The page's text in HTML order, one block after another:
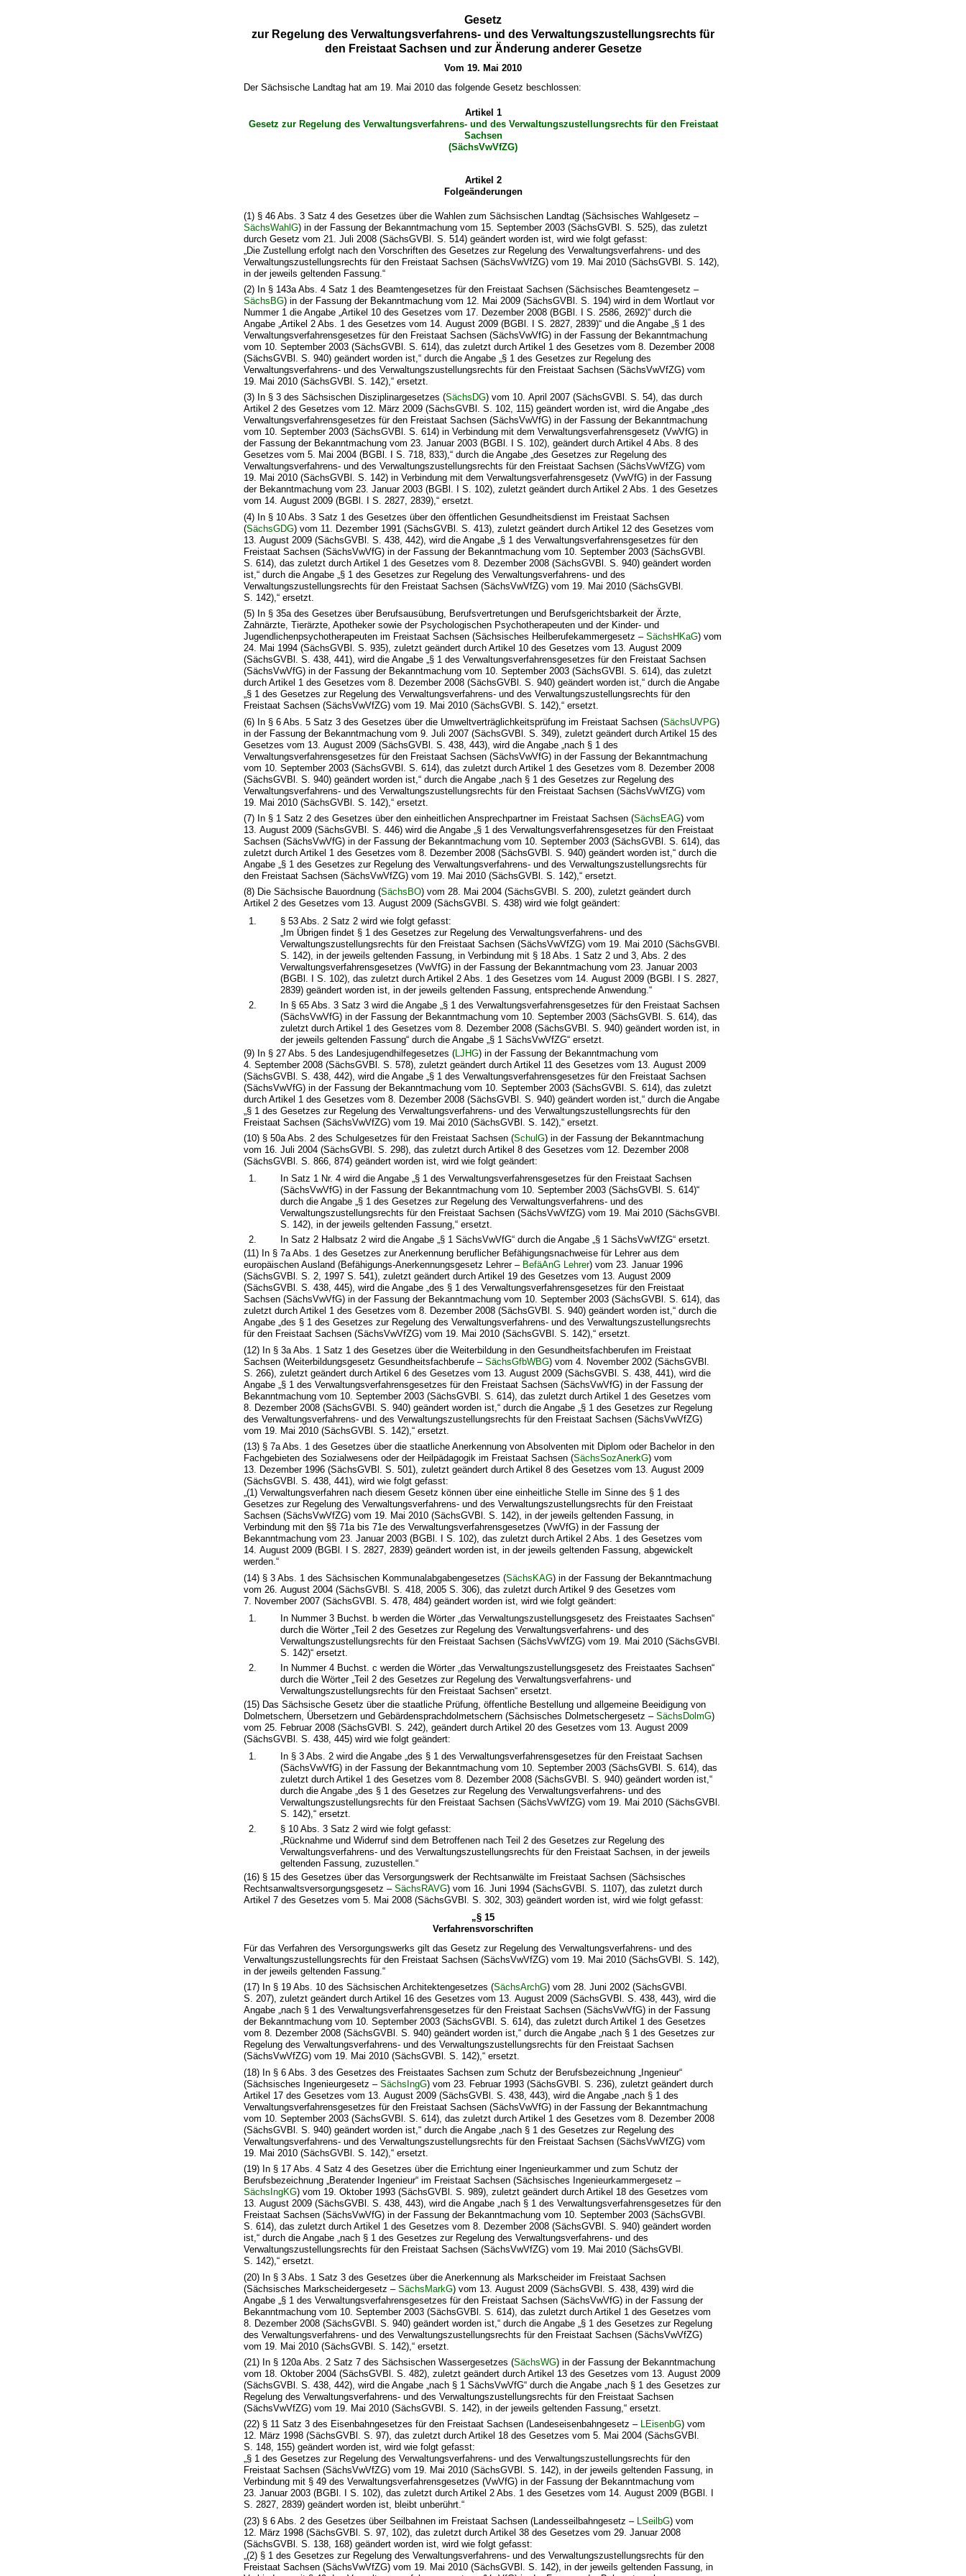
Gesetz
zur Regelung des Verwaltungsverfahrens- und des Verwaltungszustellungsrechts für
den Freistaat Sachsen und zur Änderung anderer Gesetze
Vom 19. Mai 2010
Der Sächsische Landtag hat am 19. Mai 2010 das folgende Gesetz beschlossen:
Artikel 1
Gesetz zur Regelung des Verwaltungsverfahrens- und des Verwaltungszustellungsrechts für den Freistaat
Sachsen
(SächsVwVfZG)
Artikel 2
Folgeänderungen
(1) § 46 Abs. 3 Satz 4 des Gesetzes über die Wahlen zum Sächsischen Landtag (Sächsisches Wahlgesetz –
SächsWahlG) in der Fassung der Bekanntmachung vom 15. September 2003 (SächsGVBl. S. 525), das zuletzt
durch Gesetz vom 21. Juli 2008 (SächsGVBl. S. 514) geändert worden ist, wird wie folgt gefasst:
„Die Zustellung erfolgt nach den Vorschriften des Gesetzes zur Regelung des Verwaltungsverfahrens- und des
Verwaltungszustellungsrechts für den Freistaat Sachsen (SächsVwVfZG) vom 19. Mai 2010 (SächsGVBl. S. 142),
in der jeweils geltenden Fassung.“
(2) In § 143a Abs. 4 Satz 1 des Beamtengesetzes für den Freistaat Sachsen (Sächsisches Beamtengesetz –
SächsBG) in der Fassung der Bekanntmachung vom 12. Mai 2009 (SächsGVBl. S. 194) wird in dem Wortlaut vor
Nummer 1 die Angabe „Artikel 10 des Gesetzes vom 17. Dezember 2008 (BGBl. I S. 2586, 2692)“ durch die
Angabe „Artikel 2 Abs. 1 des Gesetzes vom 14. August 2009 (BGBl. I S. 2827, 2839)“ und die Angabe „§ 1 des
Verwaltungsverfahrensgesetzes für den Freistaat Sachsen (SächsVwVfG) in der Fassung der Bekanntmachung
vom 10. September 2003 (SächsGVBl. S. 614), das zuletzt durch Artikel 1 des Gesetzes vom 8. Dezember 2008
(SächsGVBl. S. 940) geändert worden ist,“ durch die Angabe „§ 1 des Gesetzes zur Regelung des
Verwaltungsverfahrens- und des Verwaltungszustellungsrechts für den Freistaat Sachsen (SächsVwVfZG) vom
19. Mai 2010 (SächsGVBl. S. 142),“ ersetzt.
(3) In § 3 des Sächsischen Disziplinargesetzes (SächsDG) vom 10. April 2007 (SächsGVBl. S. 54), das durch
Artikel 2 des Gesetzes vom 12. März 2009 (SächsGVBl. S. 102, 115) geändert worden ist, wird die Angabe „des
Verwaltungsverfahrensgesetzes für den Freistaat Sachsen (SächsVwVfG) in der Fassung der Bekanntmachung
vom 10. September 2003 (SächsGVBl. S. 614) in Verbindung mit dem Verwaltungsverfahrensgesetz (VwVfG) in
der Fassung der Bekanntmachung vom 23. Januar 2003 (BGBl. I S. 102), geändert durch Artikel 4 Abs. 8 des
Gesetzes vom 5. Mai 2004 (BGBl. I S. 718, 833),“ durch die Angabe „des Gesetzes zur Regelung des
Verwaltungsverfahrens- und des Verwaltungszustellungsrechts für den Freistaat Sachsen (SächsVwVfZG) vom
19. Mai 2010 (SächsGVBl. S. 142) in Verbindung mit dem Verwaltungsverfahrensgesetz (VwVfG) in der Fassung
der Bekanntmachung vom 23. Januar 2003 (BGBl. I S. 102), zuletzt geändert durch Artikel 2 Abs. 1 des Gesetzes
vom 14. August 2009 (BGBl. I S. 2827, 2839),“ ersetzt.
(4) In § 10 Abs. 3 Satz 1 des Gesetzes über den öffentlichen Gesundheitsdienst im Freistaat Sachsen
(SächsGDG) vom 11. Dezember 1991 (SächsGVBl. S. 413), zuletzt geändert durch Artikel 12 des Gesetzes vom
13. August 2009 (SächsGVBl. S. 438, 442), wird die Angabe „§ 1 des Verwaltungsverfahrensgesetzes für den
Freistaat Sachsen (SächsVwVfG) in der Fassung der Bekanntmachung vom 10. September 2003 (SächsGVBl.
S. 614), das zuletzt durch Artikel 1 des Gesetzes vom 8. Dezember 2008 (SächsGVBl. S. 940) geändert worden
ist,“ durch die Angabe „§ 1 des Gesetzes zur Regelung des Verwaltungsverfahrens- und des
Verwaltungszustellungsrechts für den Freistaat Sachsen (SächsVwVfZG) vom 19. Mai 2010 (SächsGVBl.
S. 142),“ ersetzt.
(5) In § 35a des Gesetzes über Berufsausübung, Berufsvertretungen und Berufsgerichtsbarkeit der Ärzte,
Zahnärzte, Tierärzte, Apotheker sowie der Psychologischen Psychotherapeuten und der Kinder- und
Jugendlichenpsychotherapeuten im Freistaat Sachsen (Sächsisches Heilberufekammergesetz –SächsHKaG) vom
24. Mai 1994 (SächsGVBl. S. 935), zuletzt geändert durch Artikel 10 des Gesetzes vom 13. August 2009
(SächsGVBl. S. 438, 441), wird die Angabe „§ 1 des Verwaltungsverfahrensgesetzes für den Freistaat Sachsen
(SächsVwVfG) in der Fassung der Bekanntmachung vom 10. September 2003 (SächsGVBl. S. 614), das zuletzt
durch Artikel 1 des Gesetzes vom 8. Dezember 2008 (SächsGVBl. S. 940) geändert worden ist,“ durch die Angabe
„§ 1 des Gesetzes zur Regelung des Verwaltungsverfahrens- und des Verwaltungszustellungsrechts für den
Freistaat Sachsen (SächsVwVfZG) vom 19. Mai 2010 (SächsGVBl. S. 142),“ ersetzt.
(6) In § 6 Abs. 5 Satz 3 des Gesetzes über die Umweltverträglichkeitsprüfung im Freistaat Sachsen (SächsUVPG)
in der Fassung der Bekanntmachung vom 9. Juli 2007 (SächsGVBl. S. 349), zuletzt geändert durch Artikel 15 des
Gesetzes vom 13. August 2009 (SächsGVBl. S. 438, 443), wird die Angabe „nach § 1 des
Verwaltungsverfahrensgesetzes für den Freistaat Sachsen (SächsVwVfG) in der Fassung der Bekanntmachung
vom 10. September 2003 (SächsGVBl. S. 614), das zuletzt durch Artikel 1 des Gesetzes vom 8. Dezember 2008
(SächsGVBl. S. 940) geändert worden ist,“ durch die Angabe „nach § 1 des Gesetzes zur Regelung des
Verwaltungsverfahrens- und des Verwaltungszustellungsrechts für den Freistaat Sachsen (SächsVwVfZG) vom
19. Mai 2010 (SächsGVBl. S. 142),“ ersetzt.
(7) In § 1 Satz 2 des Gesetzes über den einheitlichen Ansprechpartner im Freistaat Sachsen (SächsEAG) vom
13. August 2009 (SächsGVBl. S. 446) wird die Angabe „§ 1 des Verwaltungsverfahrensgesetzes für den Freistaat
Sachsen (SächsVwVfG) in der Fassung der Bekanntmachung vom 10. September 2003 (SächsGVBl. S. 614), das
zuletzt durch Artikel 1 des Gesetzes vom 8. Dezember 2008 (SächsGVBl. S. 940) geändert worden ist,“ durch die
Angabe „§ 1 des Gesetzes zur Regelung des Verwaltungsverfahrens- und des Verwaltungszustellungsrechts für
den Freistaat Sachsen (SächsVwVfZG) vom 19. Mai 2010 (SächsGVBl. S. 142),“ ersetzt.
(8) Die Sächsische Bauordnung (SächsBO) vom 28. Mai 2004 (SächsGVBl. S. 200), zuletzt geändert durch
Artikel 2 des Gesetzes vom 13. August 2009 (SächsGVBl. S. 438) wird wie folgt geändert:
1.
§ 53 Abs. 2 Satz 2 wird wie folgt gefasst:
„Im Übrigen findet § 1 des Gesetzes zur Regelung des Verwaltungsverfahrens- und des
Verwaltungszustellungsrechts für den Freistaat Sachsen (SächsVwVfZG) vom 19. Mai 2010 (SächsGVBl.
S. 142), in der jeweils geltenden Fassung, in Verbindung mit § 18 Abs. 1 Satz 2 und 3, Abs. 2 des
Verwaltungsverfahrensgesetzes (VwVfG) in der Fassung der Bekanntmachung vom 23. Januar 2003
(BGBl. I S. 102), das zuletzt durch Artikel 2 Abs. 1 des Gesetzes vom 14. August 2009 (BGBl. I S. 2827,
2839) geändert worden ist, in der jeweils geltenden Fassung, entsprechende Anwendung.“
2.
In § 65 Abs. 3 Satz 3 wird die Angabe „§ 1 des Verwaltungsverfahrensgesetzes für den Freistaat Sachsen
(SächsVwVfG) in der Fassung der Bekanntmachung vom 10. September 2003 (SächsGVBl. S. 614), das
zuletzt durch Artikel 1 des Gesetzes vom 8. Dezember 2008 (SächsGVBl. S. 940) geändert worden ist, in
der jeweils geltenden Fassung“ durch die Angabe „§ 1 SächsVwVfZG“ ersetzt.
(9) In § 27 Abs. 5 des Landesjugendhilfegesetzes (LJHG) in der Fassung der Bekanntmachung vom
4. September 2008 (SächsGVBl. S. 578), zuletzt geändert durch Artikel 11 des Gesetzes vom 13. August 2009
(SächsGVBl. S. 438, 442), wird die Angabe „§ 1 des Verwaltungsverfahrensgesetzes für den Freistaat Sachsen
(SächsVwVfG) in der Fassung der Bekanntmachung vom 10. September 2003 (SächsGVBl. S. 614), das zuletzt
durch Artikel 1 des Gesetzes vom 8. Dezember 2008 (SächsGVBl. S. 940) geändert worden ist,“ durch die Angabe
„§ 1 des Gesetzes zur Regelung des Verwaltungsverfahrens- und des Verwaltungszustellungsrechts für den
Freistaat Sachsen (SächsVwVfZG) vom 19. Mai 2010 (SächsGVBl. S. 142),“ ersetzt.
(10) § 50a Abs. 2 des Schulgesetzes für den Freistaat Sachsen (SchulG) in der Fassung der Bekanntmachung
vom 16. Juli 2004 (SächsGVBl. S. 298), das zuletzt durch Artikel 8 des Gesetzes vom 12. Dezember 2008
(SächsGVBl. S. 866, 874) geändert worden ist, wird wie folgt geändert:
1.
In Satz 1 Nr. 4 wird die Angabe „§ 1 des Verwaltungsverfahrensgesetzes für den Freistaat Sachsen
(SächsVwVfG) in der Fassung der Bekanntmachung vom 10. September 2003 (SächsGVBl. S. 614)“
durch die Angabe „§ 1 des Gesetzes zur Regelung des Verwaltungsverfahrens- und des
Verwaltungszustellungsrechts für den Freistaat Sachsen (SächsVwVfZG) vom 19. Mai 2010 (SächsGVBl.
S. 142), in der jeweils geltenden Fassung,“ ersetzt.
2.
In Satz 2 Halbsatz 2 wird die Angabe „§ 1 SächsVwVfG“ durch die Angabe „§ 1 SächsVwVfZG“ ersetzt.
(11) In § 7a Abs. 1 des Gesetzes zur Anerkennung beruflicher Befähigungsnachweise für Lehrer aus dem
europäischen Ausland (Befähigungs-Anerkennungsgesetz Lehrer – BefäAnG Lehrer) vom 23. Januar 1996
(SächsGVBl. S. 2, 1997 S. 541), zuletzt geändert durch Artikel 19 des Gesetzes vom 13. August 2009
(SächsGVBl. S. 438, 445), wird die Angabe „des § 1 des Verwaltungsverfahrensgesetzes für den Freistaat
Sachsen (SächsVwVfG) in der Fassung der Bekanntmachung vom 10. September 2003 (SächsGVBl. S. 614), das
zuletzt durch Artikel 1 des Gesetzes vom 8. Dezember 2008 (SächsGVBl. S. 940) geändert worden ist,“ durch die
Angabe „des § 1 des Gesetzes zur Regelung des Verwaltungsverfahrens- und des Verwaltungszustellungsrechts
für den Freistaat Sachsen (SächsVwVfZG) vom 19. Mai 2010 (SächsGVBl. S. 142),“ ersetzt.
(12) In § 3a Abs. 1 Satz 1 des Gesetzes über die Weiterbildung in den Gesundheitsfachberufen im Freistaat
Sachsen (Weiterbildungsgesetz Gesundheitsfachberufe –SächsGfbWBG) vom 4. November 2002 (SächsGVBl.
S. 266), zuletzt geändert durch Artikel 6 des Gesetzes vom 13. August 2009 (SächsGVBl. S. 438, 441), wird die
Angabe „§ 1 des Verwaltungsverfahrensgesetzes für den Freistaat Sachsen (SächsVwVfG) in der Fassung der
Bekanntmachung vom 10. September 2003 (SächsGVBl. S. 614), das zuletzt durch Artikel 1 des Gesetzes vom
8. Dezember 2008 (SächsGVBl. S. 940) geändert worden ist,“ durch die Angabe „§ 1 des Gesetzes zur Regelung
des Verwaltungsverfahrens- und des Verwaltungszustellungsrechts für den Freistaat Sachsen (SächsVwVfZG)
vom 19. Mai 2010 (SächsGVBl. S. 142),“ ersetzt.
(13) § 7a Abs. 1 des Gesetzes über die staatliche Anerkennung von Absolventen mit Diplom oder Bachelor in den
Fachgebieten des Sozialwesens oder der Heilpädagogik im Freistaat Sachsen (SächsSozAnerkG) vom
13. Dezember 1996 (SächsGVBl. S. 501), zuletzt geändert durch Artikel 8 des Gesetzes vom 13. August 2009
(SächsGVBl. S. 438, 441), wird wie folgt gefasst:
„(1) Verwaltungsverfahren nach diesem Gesetz können über eine einheitliche Stelle im Sinne des § 1 des
Gesetzes zur Regelung des Verwaltungsverfahrens- und des Verwaltungszustellungsrechts für den Freistaat
Sachsen (SächsVwVfZG) vom 19. Mai 2010 (SächsGVBl. S. 142), in der jeweils geltenden Fassung, in
Verbindung mit den §§ 71a bis 71e des Verwaltungsverfahrensgesetzes (VwVfG) in der Fassung der
Bekanntmachung vom 23. Januar 2003 (BGBl. I S. 102), das zuletzt durch Artikel 2 Abs. 1 des Gesetzes vom
14. August 2009 (BGBl. I S. 2827, 2839) geändert worden ist, in der jeweils geltenden Fassung, abgewickelt
werden.“
(14) § 3 Abs. 1 des Sächsischen Kommunalabgabengesetzes (SächsKAG) in der Fassung der Bekanntmachung
vom 26. August 2004 (SächsGVBl. S. 418, 2005 S. 306), das zuletzt durch Artikel 9 des Gesetzes vom
7. November 2007 (SächsGVBl. S. 478, 484) geändert worden ist, wird wie folgt geändert:
1.
In Nummer 3 Buchst. b werden die Wörter „das Verwaltungszustellungsgesetz des Freistaates Sachsen“
durch die Wörter „Teil 2 des Gesetzes zur Regelung des Verwaltungsverfahrens- und des
Verwaltungszustellungsrechts für den Freistaat Sachsen (SächsVwVfZG) vom 19. Mai 2010 (SächsGVBl.
S. 142)“ ersetzt.
2.
In Nummer 4 Buchst. c werden die Wörter „das Verwaltungszustellungsgesetz des Freistaates Sachsen“
durch die Wörter „Teil 2 des Gesetzes zur Regelung des Verwaltungsverfahrens- und
Verwaltungszustellungsrechts für den Freistaat Sachsen“ ersetzt.
(15) Das Sächsische Gesetz über die staatliche Prüfung, öffentliche Bestellung und allgemeine Beeidigung von
Dolmetschern, Übersetzern und Gebärdensprachdolmetschern (Sächsisches Dolmetschergesetz –SächsDolmG)
vom 25. Februar 2008 (SächsGVBl. S. 242), geändert durch Artikel 20 des Gesetzes vom 13. August 2009
(SächsGVBl. S. 438, 445) wird wie folgt geändert:
1.
In § 3 Abs. 2 wird die Angabe „des § 1 des Verwaltungsverfahrensgesetzes für den Freistaat Sachsen
(SächsVwVfG) in der Fassung der Bekanntmachung vom 10. September 2003 (SächsGVBl. S. 614), das
zuletzt durch Artikel 1 des Gesetzes vom 8. Dezember 2008 (SächsGVBl. S. 940) geändert worden ist,“
durch die Angabe „des § 1 des Gesetzes zur Regelung des Verwaltungsverfahrens- und des
Verwaltungszustellungsrechts für den Freistaat Sachsen (SächsVwVfZG) vom 19. Mai 2010 (SächsGVBl.
S. 142),“ ersetzt.
2.
§ 10 Abs. 3 Satz 2 wird wie folgt gefasst:
„Rücknahme und Widerruf sind dem Betroffenen nach Teil 2 des Gesetzes zur Regelung des
Verwaltungsverfahrens- und des Verwaltungszustellungsrechts für den Freistaat Sachsen, in der jeweils
geltenden Fassung, zuzustellen.“
(16) § 15 des Gesetzes über das Versorgungswerk der Rechtsanwälte im Freistaat Sachsen (Sächsisches
Rechtsanwaltsversorgungsgesetz –SächsRAVG) vom 16. Juni 1994 (SächsGVBl. S. 1107), das zuletzt durch
Artikel 7 des Gesetzes vom 5. Mai 2008 (SächsGVBl. S. 302, 303) geändert worden ist, wird wie folgt gefasst:
„§ 15
Verfahrensvorschriften
Für das Verfahren des Versorgungswerks gilt das Gesetz zur Regelung des Verwaltungsverfahrens- und des
Verwaltungszustellungsrechts für den Freistaat Sachsen (SächsVwVfZG) vom 19. Mai 2010 (SächsGVBl. S. 142),
in der jeweils geltenden Fassung.“
(17) In § 19 Abs. 10 des Sächsischen Architektengesetzes (SächsArchG) vom 28. Juni 2002 (SächsGVBl.
S. 207), zuletzt geändert durch Artikel 16 des Gesetzes vom 13. August 2009 (SächsGVBl. S. 438, 443), wird die
Angabe „nach § 1 des Verwaltungsverfahrensgesetzes für den Freistaat Sachsen (SächsVwVfG) in der Fassung
der Bekanntmachung vom 10. September 2003 (SächsGVBl. S. 614), das zuletzt durch Artikel 1 des Gesetzes
vom 8. Dezember 2008 (SächsGVBl. S. 940) geändert worden ist,“ durch die Angabe „nach § 1 des Gesetzes zur
Regelung des Verwaltungsverfahrens- und des Verwaltungszustellungsrechts für den Freistaat Sachsen
(SächsVwVfZG) vom 19. Mai 2010 (SächsGVBl. S. 142),“ ersetzt.
(18) In § 6 Abs. 3 des Gesetzes des Freistaates Sachsen zum Schutz der Berufsbezeichnung „Ingenieur“
(Sächsisches Ingenieurgesetz –SächsIngG) vom 23. Februar 1993 (SächsGVBl. S. 236), zuletzt geändert durch
Artikel 17 des Gesetzes vom 13. August 2009 (SächsGVBl. S. 438, 443), wird die Angabe „nach § 1 des
Verwaltungsverfahrensgesetzes für den Freistaat Sachsen (SächsVwVfG) in der Fassung der Bekanntmachung
vom 10. September 2003 (SächsGVBl. S. 614), das zuletzt durch Artikel 1 des Gesetzes vom 8. Dezember 2008
(SächsGVBl. S. 940) geändert worden ist,“ durch die Angabe „nach § 1 des Gesetzes zur Regelung des
Verwaltungsverfahrens- und des Verwaltungszustellungsrechts für den Freistaat Sachsen (SächsVwVfZG) vom
19. Mai 2010 (SächsGVBl. S. 142),“ ersetzt.
(19) In § 17 Abs. 4 Satz 4 des Gesetzes über die Errichtung einer Ingenieurkammer und zum Schutz der
Berufsbezeichnung „Beratender Ingenieur“ im Freistaat Sachsen (Sächsisches Ingenieurkammergesetz –
SächsIngKG) vom 19. Oktober 1993 (SächsGVBl. S. 989), zuletzt geändert durch Artikel 18 des Gesetzes vom
13. August 2009 (SächsGVBl. S. 438, 443), wird die Angabe „nach § 1 des Verwaltungsverfahrensgesetzes für den
Freistaat Sachsen (SächsVwVfG) in der Fassung der Bekanntmachung vom 10. September 2003 (SächsGVBl.
S. 614), das zuletzt durch Artikel 1 des Gesetzes vom 8. Dezember 2008 (SächsGVBl. S. 940) geändert worden
ist,“ durch die Angabe „nach § 1 des Gesetzes zur Regelung des Verwaltungsverfahrens- und des
Verwaltungszustellungsrechts für den Freistaat Sachsen (SächsVwVfZG) vom 19. Mai 2010 (SächsGVBl.
S. 142),“ ersetzt.
(20) In § 3 Abs. 1 Satz 3 des Gesetzes über die Anerkennung als Markscheider im Freistaat Sachsen
(Sächsisches Markscheidergesetz –SächsMarkG) vom 13. August 2009 (SächsGVBl. S. 438, 439) wird die
Angabe „§ 1 des Verwaltungsverfahrensgesetzes für den Freistaat Sachsen (SächsVwVfG) in der Fassung der
Bekanntmachung vom 10. September 2003 (SächsGVBl. S. 614), das zuletzt durch Artikel 1 des Gesetzes vom
8. Dezember 2008 (SächsGVBl. S. 940) geändert worden ist,“ durch die Angabe „§ 1 des Gesetzes zur Regelung
des Verwaltungsverfahrens- und des Verwaltungszustellungsrechts für den Freistaat Sachsen (SächsVwVfZG)
vom 19. Mai 2010 (SächsGVBl. S. 142),“ ersetzt.
(21) In § 120a Abs. 2 Satz 7 des Sächsischen Wassergesetzes (SächsWG) in der Fassung der Bekanntmachung
vom 18. Oktober 2004 (SächsGVBl. S. 482), zuletzt geändert durch Artikel 13 des Gesetzes vom 13. August 2009
(SächsGVBl. S. 438, 442), wird die Angabe „nach § 1 SächsVwVfG“ durch die Angabe „nach § 1 des Gesetzes zur
Regelung des Verwaltungsverfahrens- und des Verwaltungszustellungsrechts für den Freistaat Sachsen
(SächsVwVfZG) vom 19. Mai 2010 (SächsGVBl. S. 142), in der jeweils geltenden Fassung,“ ersetzt.
(22) § 11 Satz 3 des Eisenbahngesetzes für den Freistaat Sachsen (Landeseisenbahngesetz – LEisenbG) vom
12. März 1998 (SächsGVBl. S. 97), das zuletzt durch Artikel 18 des Gesetzes vom 5. Mai 2004 (SächsGVBl.
S. 148, 155) geändert worden ist, wird wie folgt gefasst:
„§ 1 des Gesetzes zur Regelung des Verwaltungsverfahrens- und des Verwaltungszustellungsrechts für den
Freistaat Sachsen (SächsVwVfZG) vom 19. Mai 2010 (SächsGVBl. S. 142), in der jeweils geltenden Fassung, in
Verbindung mit § 49 des Verwaltungsverfahrensgesetzes (VwVfG) in der Fassung der Bekanntmachung vom
23. Januar 2003 (BGBl. I S. 102), das zuletzt durch Artikel 2 Abs. 1 des Gesetzes vom 14. August 2009 (BGBl. I
S. 2827, 2839) geändert worden ist, bleibt unberührt.“
(23) § 6 Abs. 2 des Gesetzes über Seilbahnen im Freistaat Sachsen (Landesseilbahngesetz – LSeilbG) vom
12. März 1998 (SächsGVBl. S. 97, 102), das zuletzt durch Artikel 38 des Gesetzes vom 29. Januar 2008
(SächsGVBl. S. 138, 168) geändert worden ist, wird wie folgt gefasst:
„(2) § 1 des Gesetzes zur Regelung des Verwaltungsverfahrens- und des Verwaltungszustellungsrechts für den
Freistaat Sachsen (SächsVwVfZG) vom 19. Mai 2010 (SächsGVBl. S. 142), in der jeweils geltenden Fassung, in